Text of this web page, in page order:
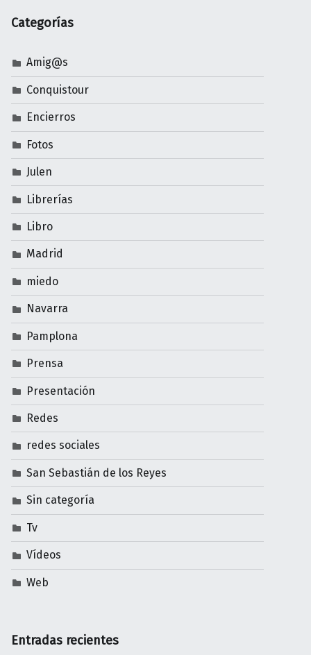
Categorías
Amig@s
Conquistour
Encierros
Fotos
Julen
Librerías
Libro
Madrid
miedo
Navarra
Pamplona
Prensa
Presentación
Redes
redes sociales
San Sebastián de los Reyes
Sin categoría
Tv
Vídeos
Web
Entradas recientes